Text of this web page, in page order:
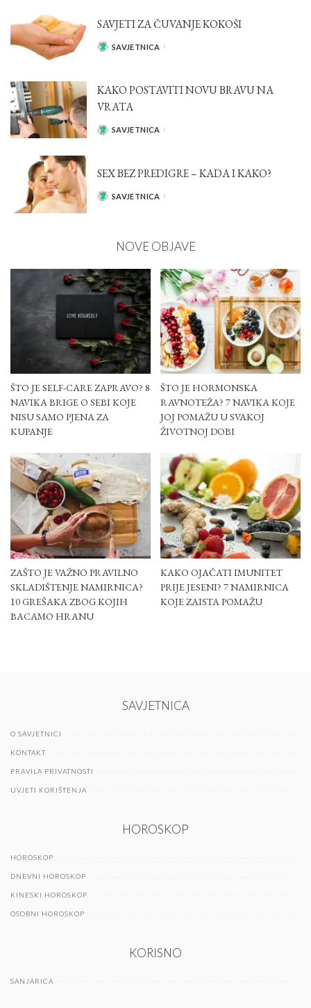
SAVJETI ZA ČUVANJE KOKOŠI
POSTED
SAVJETNICA
KAKO POSTAVITI NOVU BRAVU NA
VRATA
POSTED
SAVJETNICA
SEX BEZ PREDIGRE – KADA I KAKO?
POSTED
SAVJETNICA
NOVE OBJAVE
ŠTO JE SELF-CARE ZAPRAVO? 8
NAVIKA BRIGE O SEBI KOJE
NISU SAMO PJENA ZA
KUPANJE
ŠTO JE HORMONSKA
RAVNOTEŽA? 7 NAVIKA KOJE
JOJ POMAŽU U SVAKOJ
ŽIVOTNOJ DOBI
ZAŠTO JE VAŽNO PRAVILNO
SKLADIŠTENJE NAMIRNICA?
10 GREŠAKA ZBOG KOJIH
BACAMO HRANU
KAKO OJAČATI IMUNITET
PRIJE JESENI? 7 NAMIRNICA
KOJE ZAISTA POMAŽU
SAVJETNICA
O SAVJETNICI
KONTAKT
PRAVILA PRIVATNOSTI
UVJETI KORIŠTENJA
HOROSKOP
HOROSKOP
DNEVNI HOROSKOP
KINESKI HOROSKOP
OSOBNI HOROSKOP
KORISNO
SANJARICA